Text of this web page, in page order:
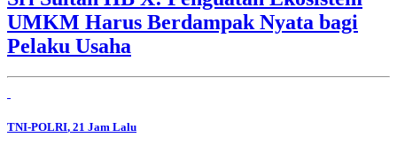
UMKM Harus Berdampak Nyata bagi
Pelaku Usaha
TNI-POLRI, 21 Jam Lalu